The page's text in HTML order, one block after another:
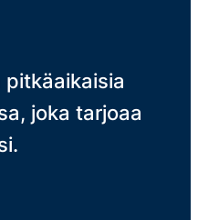
joka tarjoaa